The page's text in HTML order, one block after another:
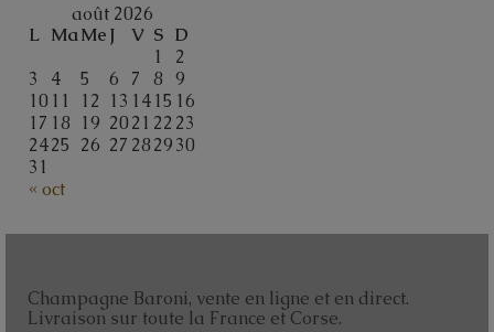
août 2026
L MaMeJ V S D
« oct
1
2
3
4 5 6 7 8 9
10 11 12 13 1415 16
17 18 19 2021 22 23
2425 26 27 282930
31
Champagne Baroni, vente en ligne et en direct.
Livraison sur toute la France et Corse.